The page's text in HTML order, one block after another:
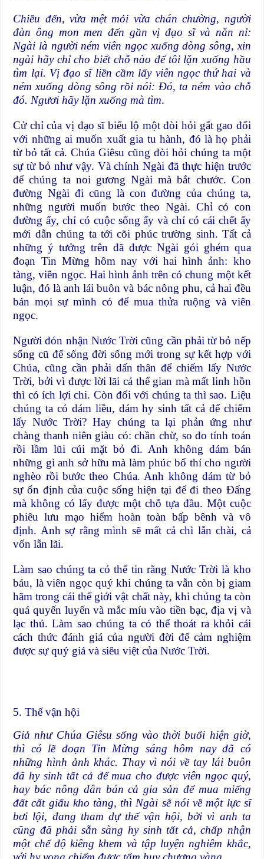
Chiều đến, vừa mệt mỏi vừa chán chường, người
đàn ông mon men đến gần vị đạo sĩ và năn nỉ:
Ngài là người ném viên ngọc xuống dòng sông, xin
ngài hãy chỉ cho biết chỗ nào để tôi lặn xuống hầu
tìm lại. Vị đạo sĩ liền cầm lấy viên ngọc thứ hai và
ném xuống dòng sông rồi nói: Đó, ta ném vào chỗ
đó. Ngươi hãy lặn xuống mà tìm.
Cử chỉ của vị đạo sĩ biểu lộ một đòi hỏi gắt gao đối
với những ai muốn xuất gia tu hành, đó là họ phải
từ bỏ tất cả. Chúa Giêsu cũng đòi hỏi chúng ta một
sự từ bỏ như vậy. Và chính Ngài đã thực hiện trước
để chúng ta noi gương Ngài mà bắt chước. Con
đường Ngài đi cũng là con đường của chúng ta,
những người muốn bước theo Ngài. Chỉ có con
đường ấy, chỉ có cuộc sống ấy và chỉ có cái chết ấy
mới dẫn chúng ta tới cõi phúc trường sinh. Tất cả
những ý tưởng trên đã được Ngài gói ghém qua
đoạn Tin Mừng hôm nay với hai hình ảnh: kho
tàng, viên ngọc. Hai hình ảnh trên có chung một kết
luận, đó là anh lái buôn và bác nông phu, cả hai đều
bán mọi sự mình có để mua thửa ruộng và viên
ngọc.
Người đón nhận Nước Trời cũng cần phải từ bỏ nếp
sống cũ để sống đời sống mới trong sự kết hợp với
Chúa, cũng cần phải dấn thân để chiếm lấy Nước
Trời, bởi vì được lời lãi cả thế gian mà mất linh hồn
thì có ích lợi chi. Còn đối với chúng ta thì sao. Liệu
chúng ta có dám liều, dám hy sinh tất cả để chiếm
lấy Nước Trời? Hay chúng ta lại phản ứng như
chàng thanh niên giàu có: chần chừ, so đo tính toán
rồi lầm lũi cúi mặt bỏ đi. Anh không dám bán
những gì anh sở hữu mà làm phúc bố thí cho người
nghèo rồi bước theo Chúa. Anh không dám từ bỏ
sự ổn định của cuộc sống hiện tại để đi theo Đấng
mà không có lấy được một chỗ tựa đầu. Một cuộc
phiêu lưu mạo hiểm hoàn toàn bấp bênh và vô
định. Anh sợ rằng mình sẽ mất cả chì lẫn chài, cả
vốn lẫn lãi.
Làm sao chúng ta có thể tin rằng Nước Trời là kho
báu, là viên ngọc quý khi chúng ta vẫn còn bị giam
hãm trong cái thế giới vật chất này, khi chúng ta còn
quá quyến luyến và mắc míu vào tiền bạc, địa vị và
lạc thú. Làm sao chúng ta có thể thoát ra khỏi cái
cách thức đánh giá của người đời để cảm nghiệm
được sự quý giá và siêu việt của Nước Trời.
5. Thế vận hội
Giả như Chúa Giêsu sống vào thời buổi hiện giờ,
thì có lẽ đoạn Tin Mừng sáng hôm nay đã có
những hình ảnh khác. Thay vì nói về tay lái buôn
đã hy sinh tất cả để mua cho được viên ngọc quý,
hay bác nông dân bán cả gia sản để mua miếng
đất cất giấu kho tàng, thì Ngài sẽ nói về một lực sĩ
bơi lội, đang tham dự thế vận hội, bởi vì anh ta
cũng đã phải sẵn sàng hy sinh tất cả, chấp nhận
một chế độ kiêng khem và tập luyện nghiêm khắc,